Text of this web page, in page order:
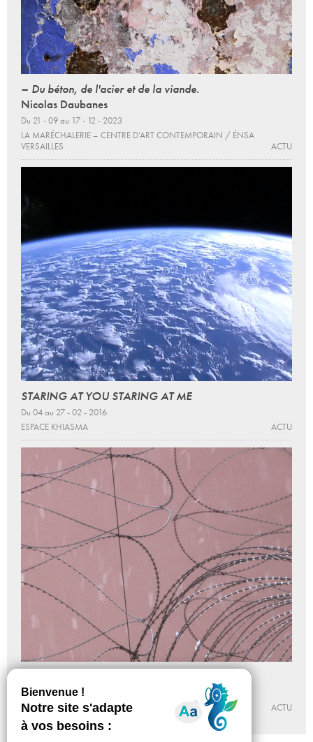
– Du béton, de l'acier et de la viande.
Nicolas Daubanes
Du 21 - 09 au 17 - 12 - 2023
LA MARÉCHALERIE – CENTRE D’ART CONTEMPORAIN / ÉNSA
VERSAILLES
ACTU
STARING AT YOU STARING AT ME
Du 04 au 27 - 02 - 2016
ESPACE KHIASMA
ACTU
Du 05 - 02 au 28 - 05 - 2016
LA TERRASSE ESPACE D’ART DE NANTERRE
ACTU